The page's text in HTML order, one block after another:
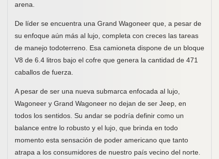
arena.
De líder se encuentra una Grand Wagoneer que, a pesar de
su enfoque aún más al lujo, completa con creces las tareas
de manejo todoterreno. Esa camioneta dispone de un bloque
V8 de 6.4 litros bajo el cofre que genera la cantidad de 471
caballos de fuerza.
A pesar de ser una nueva submarca enfocada al lujo,
Wagoneer y Grand Wagoneer no dejan de ser Jeep, en
todos los sentidos. Su andar se podría definir como un
balance entre lo robusto y el lujo, que brinda en todo
momento esta sensación de poder americano que tanto
atrapa a los consumidores de nuestro país vecino del norte.